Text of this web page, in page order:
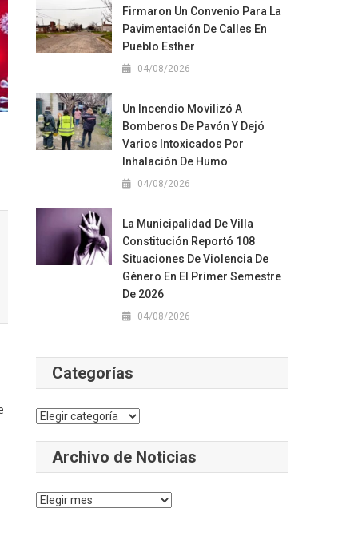
Firmaron Un Convenio Para La
Pavimentación De Calles En
Pueblo Esther
04/08/2026
Un Incendio Movilizó A
Bomberos De Pavón Y Dejó
Varios Intoxicados Por
Inhalación De Humo
04/08/2026
La Municipalidad De Villa
Constitución Reportó 108
Situaciones De Violencia De
Género En El Primer Semestre
De 2026
04/08/2026
Categorías
Categorías
Archivo de Noticias
Archivo